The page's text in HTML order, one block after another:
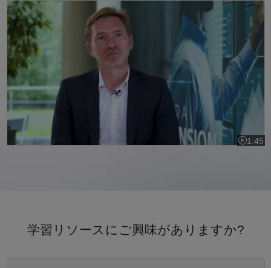
Danfoss は MathWorks の専門知識とトレーニング プログラムを通
1:45
ビデオ
学習リソースにご興味がありますか?